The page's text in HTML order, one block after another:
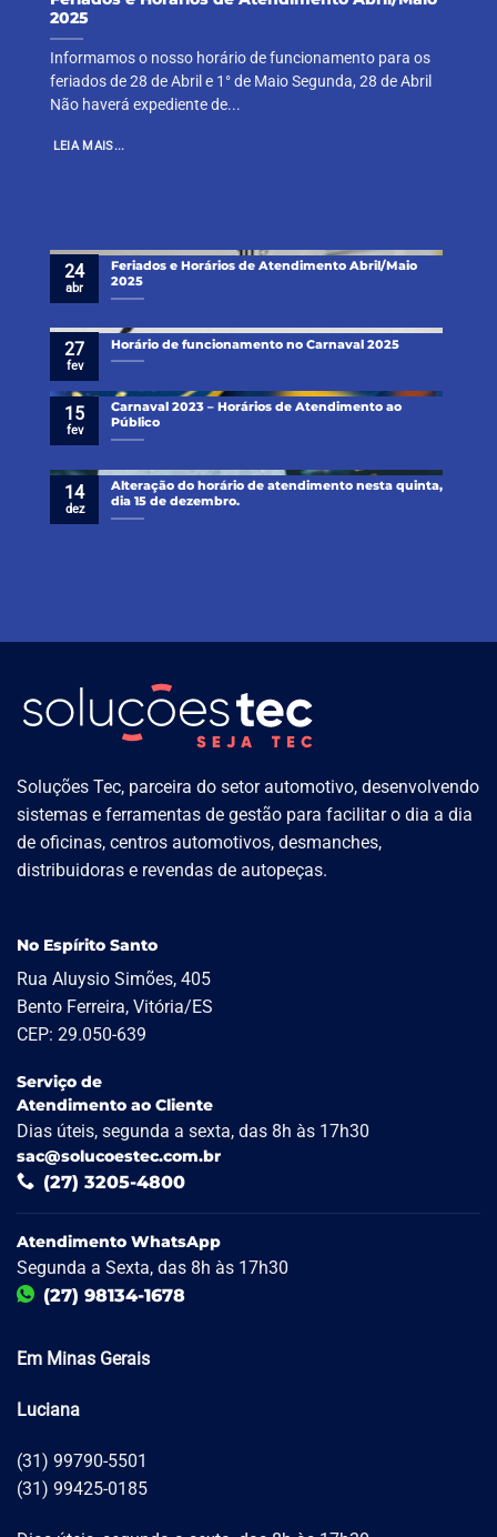
2025
Informamos o nosso horário de funcionamento para os
feriados de 28 de Abril e 1° de Maio Segunda, 28 de Abril
Não haverá expediente de...
LEIA MAIS...
Feriados e Horários de Atendimento Abril/Maio
2025
24
abr
Horário de funcionamento no Carnaval 2025
27
fev
Carnaval 2023 – Horários de Atendimento ao
Público
15
fev
Alteração do horário de atendimento nesta quinta,
dia 15 de dezembro.
14
dez
Soluções Tec, parceira do setor automotivo, desenvolvendo
sistemas e ferramentas de gestão para facilitar o dia a dia
de oficinas, centros automotivos, desmanches,
distribuidoras e revendas de autopeças.
No Espírito Santo
Rua Aluysio Simões, 405
Bento Ferreira, Vitória/ES
CEP: 29.050-639
Serviço de
Atendimento ao Cliente
Dias úteis, segunda a sexta, das 8h às 17h30
sac@solucoestec.com.br
(27) 3205-4800
Atendimento WhatsApp
Segunda a Sexta, das 8h às 17h30
(27) 98134-1678
Em Minas Gerais
Luciana
(31) 99790-5501
(31) 99425-0185